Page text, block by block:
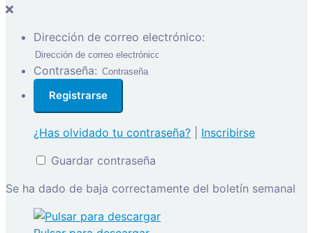
Dirección de correo electrónico:
Contraseña:
¿Has olvidado tu contraseña?
Inscribirse
Guardar contraseña
Se ha dado de baja correctamente del boletín semanal